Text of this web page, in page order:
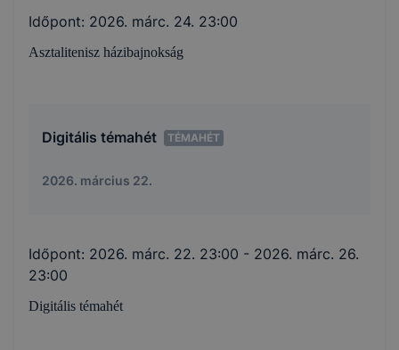
Időpont: 2026. márc. 24. 23:00
Asztalitenisz házibajnokság
Digitális témahét TÉMAHÉT
2026. március 22.
Időpont: 2026. márc. 22. 23:00 - 2026. márc. 26.
23:00
Digitális témahét